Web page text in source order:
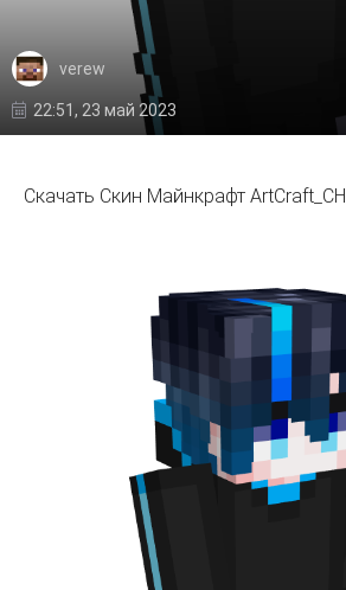
verew
22:51, 23 май 2023
Скачать Скин Майнкрафт ArtCraft_CH